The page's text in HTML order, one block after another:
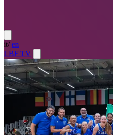
it/ en
LBF TV